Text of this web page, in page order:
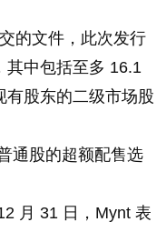
的文件，此次发行
其中包括至多 16.1
有股东的二级市场股
通股的超额配售选
月 31 日，Mynt 表